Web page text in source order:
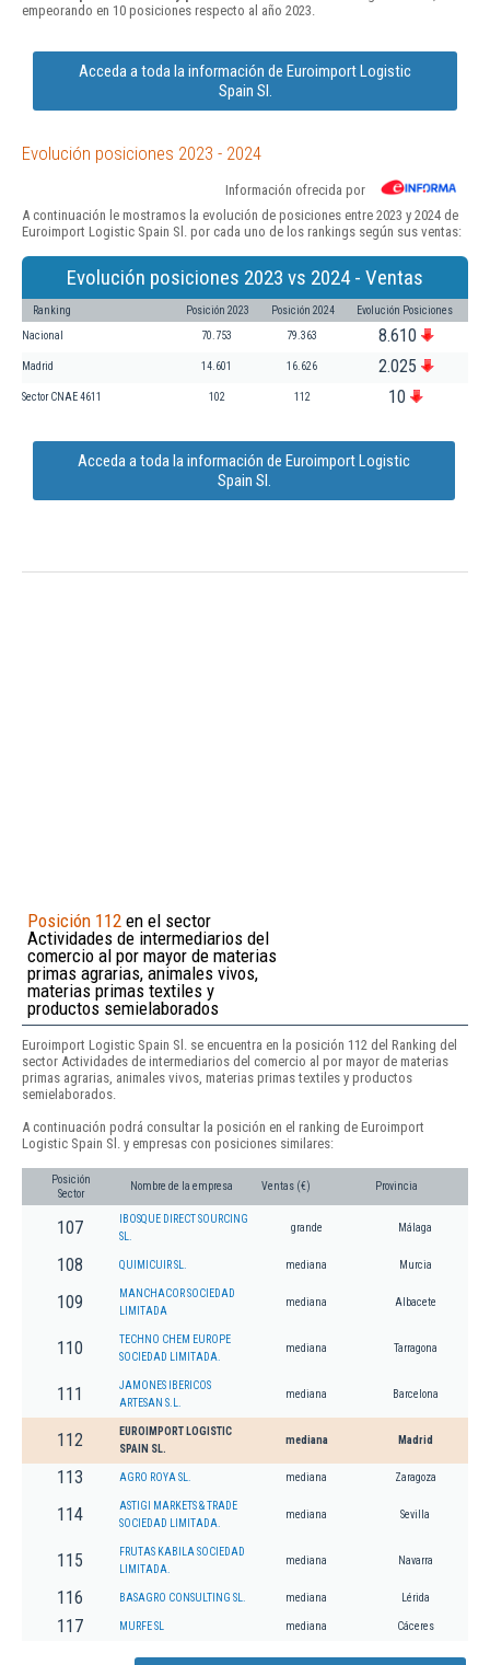
empeorando en 10 posiciones respecto al año 2023.
Acceda a toda la información de Euroimport Logistic
Spain Sl.
Evolución posiciones 2023 - 2024
Información ofrecida por
A continuación le mostramos la evolución de posiciones entre 2023 y 2024 de
Euroimport Logistic Spain Sl. por cada uno de los rankings según sus ventas:
Evolución posiciones 2023 vs 2024 - Ventas
Ranking Posición 2023 Posición 2024 Evolución Posiciones
Nacional 70.753 79.363 8.610
Madrid 14.601 16.626 2.025
Sector CNAE 4611 102 112 10
Acceda a toda la información de Euroimport Logistic
Spain Sl.
Posición 112 en el sector
Actividades de intermediarios del
comercio al por mayor de materias
primas agrarias, animales vivos,
materias primas textiles y
productos semielaborados
Euroimport Logistic Spain Sl. se encuentra en la posición 112 del Ranking del
sector Actividades de intermediarios del comercio al por mayor de materias
primas agrarias, animales vivos, materias primas textiles y productos
semielaborados.
A continuación podrá consultar la posición en el ranking de Euroimport
Logistic Spain Sl. y empresas con posiciones similares:
Posición
Sector
Nombre de la empresa Ventas (€) Provincia
107
IBOSQUE DIRECT SOURCING
SL.
grande Málaga
108 QUIMICUIR SL. mediana Murcia
109
MANCHACOR SOCIEDAD
LIMITADA
mediana Albacete
110
TECHNO CHEM EUROPE
SOCIEDAD LIMITADA.
mediana Tarragona
111
JAMONES IBERICOS
ARTESAN S.L.
mediana Barcelona
112
EUROIMPORT LOGISTIC
SPAIN SL.
mediana Madrid
113 AGRO ROYA SL. mediana Zaragoza
114
ASTIGI MARKETS & TRADE
SOCIEDAD LIMITADA.
mediana Sevilla
115
FRUTAS KABILA SOCIEDAD
LIMITADA.
mediana Navarra
116 BASAGRO CONSULTING SL. mediana Lérida
117 MURFE SL mediana Cáceres